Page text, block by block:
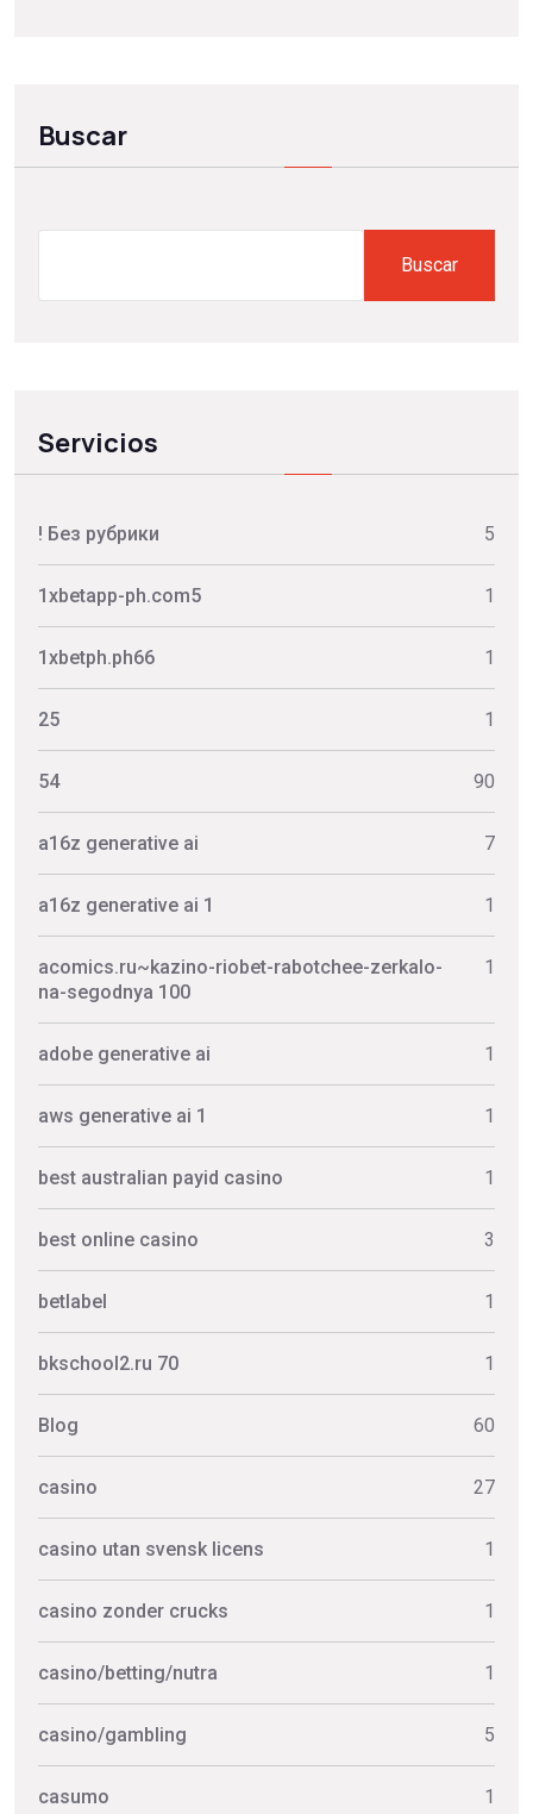
Buscar
Buscar
Servicios
! Без рубрики 5
1xbetapp-ph.com5 1
1xbetph.ph66 1
25 1
54 90
a16z generative ai 7
a16z generative ai 1 1
acomics.ru~kazino-riobet-rabotchee-zerkalo-
na-segodnya 100
1
adobe generative ai 1
aws generative ai 1 1
best australian payid casino 1
best online casino 3
betlabel 1
bkschool2.ru 70 1
Blog 60
casino 27
casino utan svensk licens 1
casino zonder crucks 1
casino/betting/nutra 1
casino/gambling 5
casumo 1